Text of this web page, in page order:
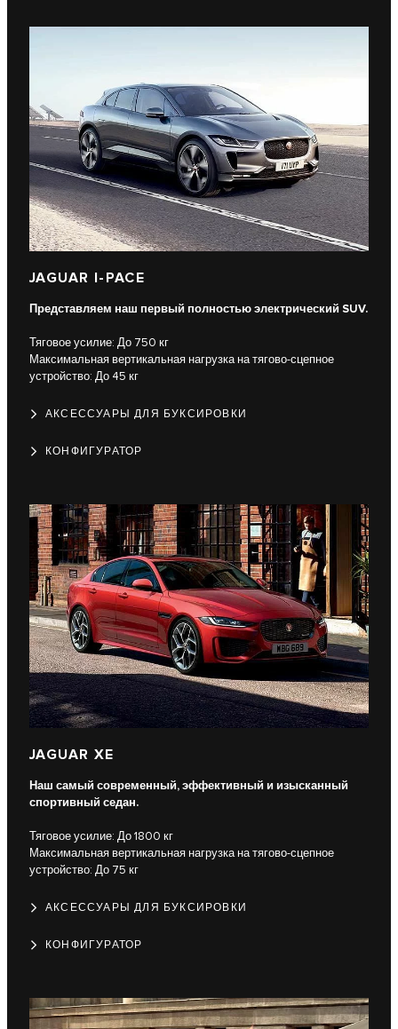
JAGUAR I-PACE
Представляем наш первый полностью электрический SUV.
Тяговое усилие: До 750 кг
Максимальная вертикальная нагрузка на тягово-сцепное
устройство: До 45 кг
АКСЕССУАРЫ ДЛЯ БУКСИРОВКИ
КОНФИГУРАТОР
JAGUAR XE
Наш самый современный, эффективный и изысканный
спортивный седан.
Тяговое усилие: До 1800 кг
Максимальная вертикальная нагрузка на тягово-сцепное
устройство: До 75 кг
АКСЕССУАРЫ ДЛЯ БУКСИРОВКИ
КОНФИГУРАТОР